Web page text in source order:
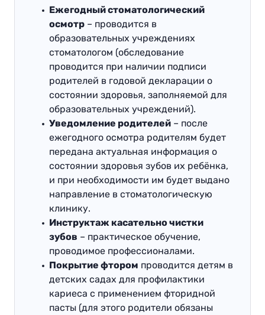
Ежегодный стоматологический
осмотр – проводится в
образовательных учреждениях
стоматологом (обследование
проводится при наличии подписи
родителей в годовой декларации о
состоянии здоровья, заполняемой для
образовательных учреждений).
Уведомление родителей – после
ежегодного осмотра родителям будет
передана актуальная информация о
состоянии здоровья зубов их ребёнка,
и при необходимости им будет выдано
направление в стоматологическую
клинику.
Инструктаж касательно чистки
зубов – практическое обучение,
проводимое профессионалами.
Покрытие фтором проводится детям в
детских садах для профилактики
кариеса с применением фторидной
пасты (для этого родители обязаны